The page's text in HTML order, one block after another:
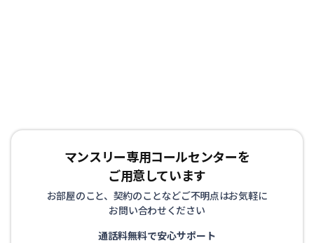
マンスリー専用コールセンターを
ご用意しています
お部屋のこと、契約のことなどご不明点はお気軽に
お問い合わせください
通話料無料で安心サポート